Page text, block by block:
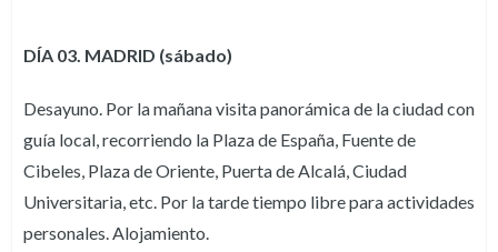
DÍA 03. MADRID (sábado)
Desayuno. Por la mañana visita panorámica de la ciudad con
guía local, recorriendo la Plaza de España, Fuente de
Cibeles, Plaza de Oriente, Puerta de Alcalá, Ciudad
Universitaria, etc. Por la tarde tiempo libre para actividades
personales. Alojamiento.